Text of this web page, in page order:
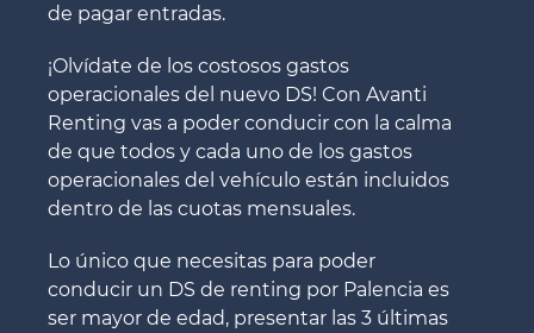
de pagar entradas.
¡Olvídate de los costosos gastos
operacionales del nuevo DS! Con Avanti
Renting vas a poder conducir con la calma
de que todos y cada uno de los gastos
operacionales del vehículo están incluidos
dentro de las cuotas mensuales.
Lo único que necesitas para poder
conducir un DS de renting por Palencia es
ser mayor de edad, presentar las 3 últimas